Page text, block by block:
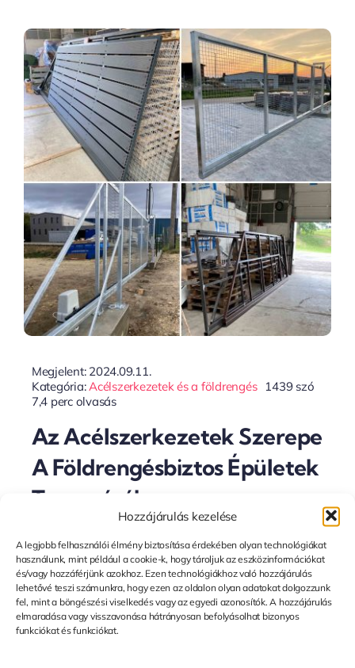
Hozzájárulás kezelése
A legjobb felhasználói élmény biztosítása érdekében olyan technológiákat
használunk, mint például a cookie-k, hogy tároljuk az eszközinformációkat
és/vagy hozzáférjünk azokhoz. Ezen technológiákhoz való hozzájárulás
lehetővé teszi számunkra, hogy ezen az oldalon olyan adatokat dolgozzunk
fel, mint a böngészési viselkedés vagy az egyedi azonosítók. A hozzájárulás
elmaradása vagy visszavonása hátrányosan befolyásolhat bizonyos
funkciókat és funkciókat.
Megjelent: 2024.09.11.
Kategória:Acélszerkezetek és a földrengés
1439 szó
7,4 perc olvasás
Az Acélszerkezetek Szerepe
A Földrengésbiztos Épületek
Tervezésében
Tovább...